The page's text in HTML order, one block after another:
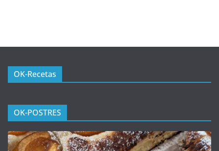
OK-Recetas
OK-POSTRES